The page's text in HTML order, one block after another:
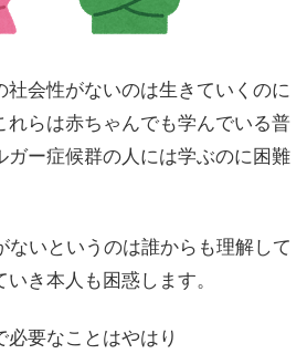
社会性がないのは生きていくのに
れらは赤ちゃんでも学んでいる普
ガー症候群の人には学ぶのに困難
ないというのは誰からも理解して
き本人も困惑します。
要なことはやはり